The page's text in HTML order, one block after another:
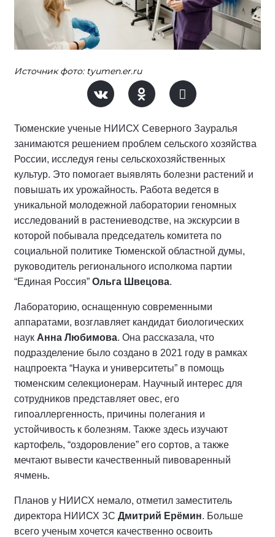
Источник фото: tyumen.er.ru
Тюменские ученые НИИСХ Северного Зауралья
занимаются решением проблем сельского хозяйства
России, исследуя гены сельскохозяйственных
культур. Это помогает выявлять болезни растений и
повышать их урожайность. Работа ведется в
уникальной молодежной лаборатории геномных
исследований в растениеводстве, на экскурсии в
которой побывала председатель комитета по
социальной политике Тюменской областной думы,
руководитель регионального исполкома партии
“Единая Россия” Ольга Швецова.
Лабораторию, оснащенную современными
аппаратами, возглавляет кандидат биологических
наук Анна Любимова. Она рассказала, что
подразделение было создано в 2021 году в рамках
нацпроекта “Наука и университеты” в помощь
тюменским селекционерам. Научный интерес для
сотрудников представляет овес, его
гипоаллергенность, причины полегания и
устойчивость к болезням. Также здесь изучают
картофель, “оздоровление” его сортов, а также
мечтают вывести качественный пивоваренный
ячмень.
Планов у НИИСХ немало, отметил заместитель
директора НИИСХ ЗС Дмитрий Ерёмин. Больше
всего ученым хочется качественно освоить